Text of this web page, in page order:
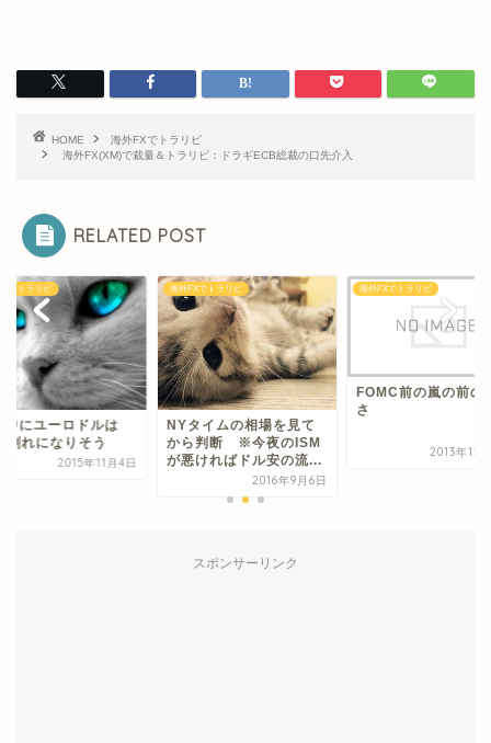
HOME
海外FXでトラリピ
海外FX(XM)で裁量＆トラリピ：ドラギECB総裁の口先介入
RELATED POST
でトラリピ
中にユーロドルは
割れになりそう
2015年11月4日
海外FXでトラリピ
NYタイムの相場を見て
から判断 ※今夜のISM
が悪ければドル安の流...
2016年9月6日
海外FXでトラリピ
FOMC前の嵐の前の
さ
2013年12
スポンサーリンク